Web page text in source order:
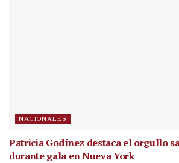
NACIONALES
Patricia Godínez destaca el orgullo
durante gala en Nueva York